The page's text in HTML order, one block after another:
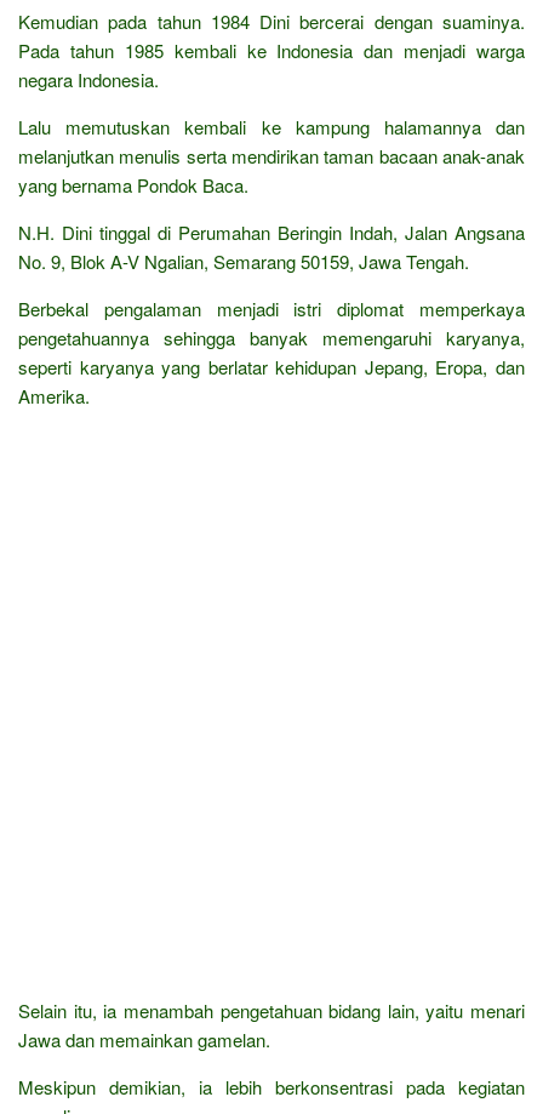
Kemudian pada tahun 1984 Dini bercerai dengan suaminya.
Pada tahun 1985 kembali ke Indonesia dan menjadi warga
negara Indonesia.
Lalu memutuskan kembali ke kampung halamannya dan
melanjutkan menulis serta mendirikan taman bacaan anak-anak
yang bernama Pondok Baca.
N.H. Dini tinggal di Perumahan Beringin Indah, Jalan Angsana
No. 9, Blok A-V Ngalian, Semarang 50159, Jawa Tengah.
Berbekal pengalaman menjadi istri diplomat memperkaya
pengetahuannya sehingga banyak memengaruhi karyanya,
seperti karyanya yang berlatar kehidupan Jepang, Eropa, dan
Amerika.
Selain itu, ia menambah pengetahuan bidang lain, yaitu menari
Jawa dan memainkan gamelan.
Meskipun demikian, ia lebih berkonsentrasi pada kegiatan